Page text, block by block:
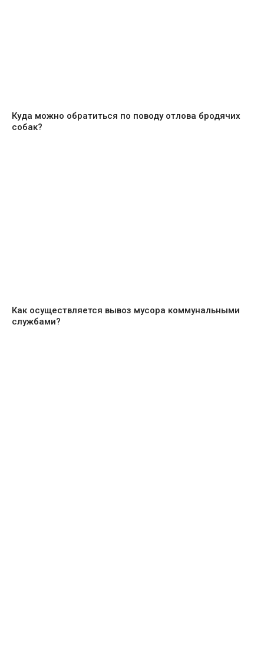
Куда можно обратиться по поводу отлова бродячих
собак?
Как осуществляется вывоз мусора коммунальными
службами?